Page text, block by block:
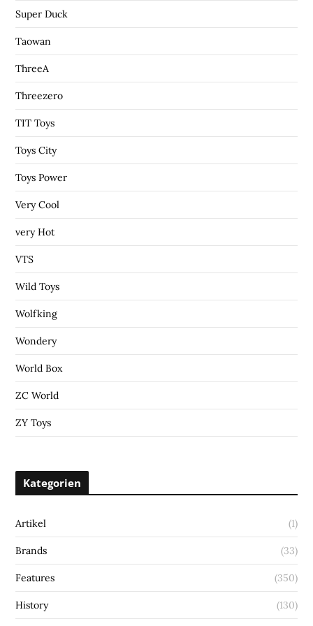
Super Duck
Taowan
ThreeA
Threezero
TIT Toys
Toys City
Toys Power
Very Cool
very Hot
VTS
Wild Toys
Wolfking
Wondery
World Box
ZC World
ZY Toys
Kategorien
Artikel (1)
Brands (33)
Features (350)
History (130)